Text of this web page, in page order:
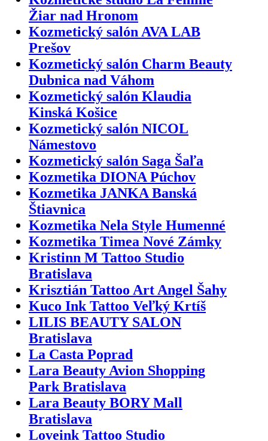
Žiar nad Hronom
Kozmetický salón AVA LAB
Prešov
Kozmetický salón Charm Beauty
Dubnica nad Váhom
Kozmetický salón Klaudia
Kinská Košice
Kozmetický salón NICOL
Námestovo
Kozmetický salón Saga Šaľa
Kozmetika DIONA Púchov
Kozmetika JANKA Banská
Štiavnica
Kozmetika Nela Style Humenné
Kozmetika Timea Nové Zámky
Kristinn M Tattoo Studio
Bratislava
Krisztián Tattoo Art Angel Šahy
Kuco Ink Tattoo Veľký Krtíš
LILIS BEAUTY SALON
Bratislava
La Casta Poprad
Lara Beauty Avion Shopping
Park Bratislava
Lara Beauty BORY Mall
Bratislava
Loveink Tattoo Studio